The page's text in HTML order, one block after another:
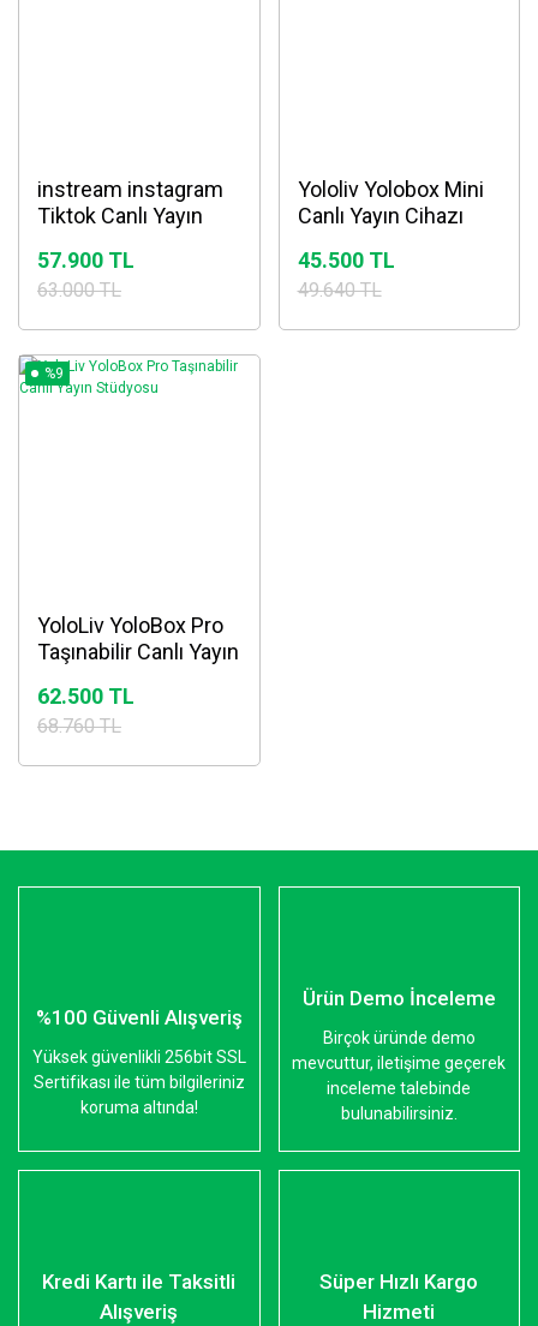
instream instagram
Tiktok Canlı Yayın
57.900 TL
63.000 TL
Yololiv Yolobox Mini
Canlı Yayın Cihazı
45.500 TL
49.640 TL
%9
YoloLiv YoloBox Pro
Taşınabilir Canlı Yayın
62.500 TL
68.760 TL
%100 Güvenli Alışveriş
Yüksek güvenlikli 256bit SSL
Sertifikası ile tüm bilgileriniz
koruma altında!
Ürün Demo İnceleme
Birçok üründe demo
mevcuttur, iletişime geçerek
inceleme talebinde
bulunabilirsiniz.
Kredi Kartı ile Taksitli
Alışveriş
Süper Hızlı Kargo
Hizmeti